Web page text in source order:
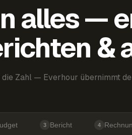
alles —
&
Zahl — Everhour übernimmt
3 Bericht 4